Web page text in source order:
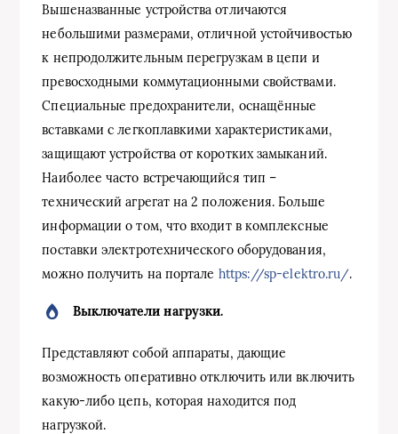
Вышеназванные устройства отличаются
небольшими размерами, отличной устойчивостью
к непродолжительным перегрузкам в цепи и
превосходными коммутационными свойствами.
Специальные предохранители, оснащённые
вставками с легкоплавкими характеристиками,
защищают устройства от коротких замыканий.
Наиболее часто встречающийся тип –
технический агрегат на 2 положения. Больше
информации о том, что входит в комплексные
поставки электротехнического оборудования,
можно получить на портале https://sp-elektro.ru/.
Выключатели нагрузки.
Представляют собой аппараты, дающие
возможность оперативно отключить или включить
какую-либо цепь, которая находится под
нагрузкой.